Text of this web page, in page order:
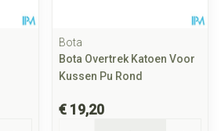
Bota
Bota Overtrek Katoen Voor
Kussen Pu Rond
€ 19,20